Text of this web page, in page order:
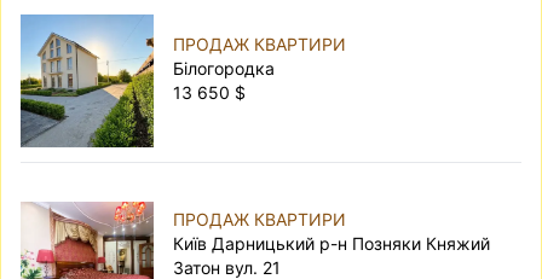
ПРОДАЖ КВАРТИРИ
Білогородка
13 650 $
ПРОДАЖ КВАРТИРИ
Київ Дарницький р-н Позняки Княжий
Затон вул. 21